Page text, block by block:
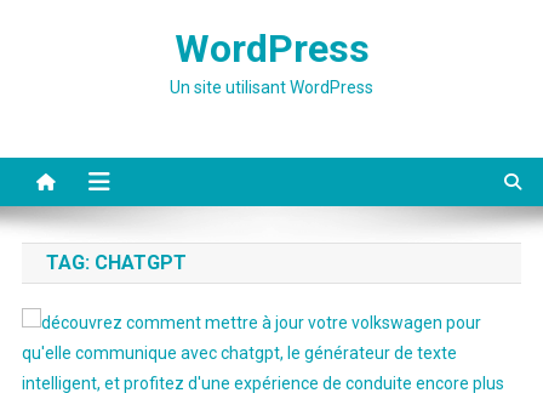
WordPress
Un site utilisant WordPress
TAG: CHATGPT